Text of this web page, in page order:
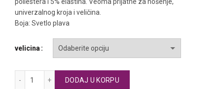
je
1.040 RSD.
je:
univerzalnog kroja i veličina.
Boja: Svetlo plava
velicina
DODAJ U KORPU